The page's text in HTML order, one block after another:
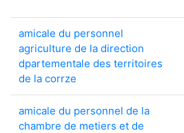
amicale du personnel
agriculture de la direction
dpartementale des territoires
de la corrze
amicale du personnel de la
chambre de metiers et de